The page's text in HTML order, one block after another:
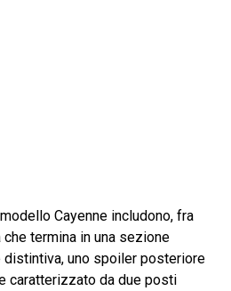
Cayenne includono, fra
che termina in una sezione
uno spoiler posteriore
caratterizzato da due posti